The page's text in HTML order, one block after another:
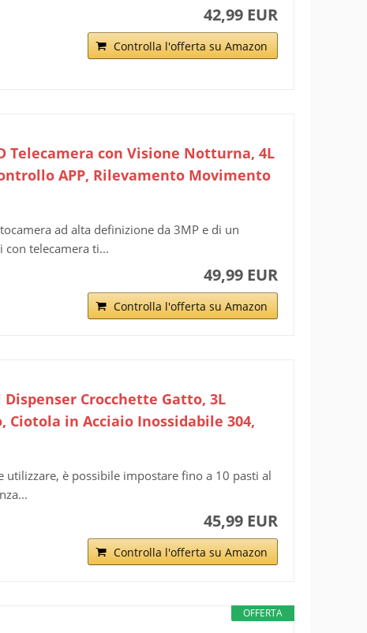
42,99 EUR
Controlla l'offerta su Amazon
Telecamera con Visione Notturna, 4L
APP, Rilevamento Movimento
ad alta definizione da 3MP e di un
telecamera ti...
49,99 EUR
Controlla l'offerta su Amazon
Crocchette Gatto, 3L
in Acciaio Inossidabile 304,
utilizzare, è possibile impostare fino a 10 pasti al
45,99 EUR
Controlla l'offerta su Amazon
OFFERTA